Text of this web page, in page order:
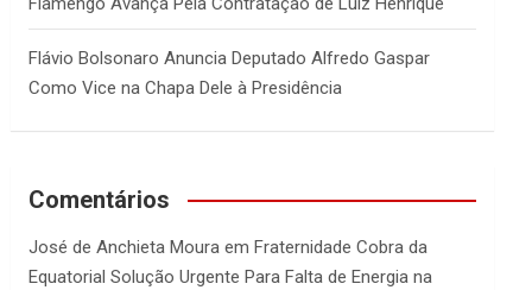
Flávio Bolsonaro Anuncia Deputado Alfredo Gaspar
Como Vice na Chapa Dele à Presidência
Comentários
José de Anchieta Moura emFraternidade Cobra da
Equatorial Solução Urgente Para Falta de Energia na